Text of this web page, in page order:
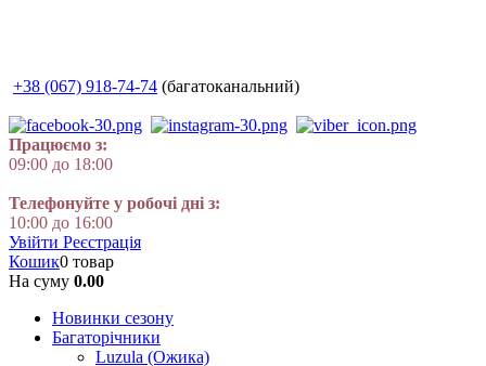
+38 (067) 918-74-74 (багатоканальний)
Працюємо з:
09:00 до 18:00
Телефонуйте у робочі дні з:
10:00 до 16:00
Увійти Реєстрація
Кошик0 товар
На суму 0.00
Новинки сезону
Багаторічники
Luzula (Ожика)